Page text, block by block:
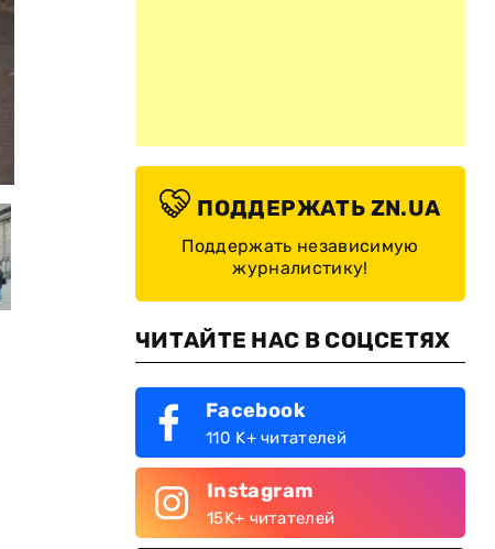
© lv.npu.gov.ua
ПОДДЕРЖАТЬ ZN.UA
Поддержать независимую
журналистику!
ЧИТАЙТЕ НАС В СОЦСЕТЯХ
Facebook
110 K+ читателей
Instagram
15K+ читателей